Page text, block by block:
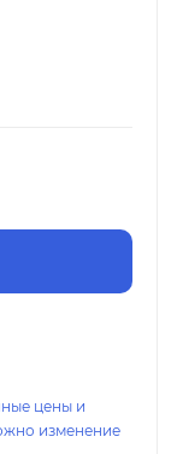
цены и
изменение